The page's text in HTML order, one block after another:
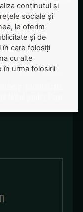
Articolul următor
conținutul și
sociale și
le oferim
și de
în care folosiți
cu alte
în urma folosirii